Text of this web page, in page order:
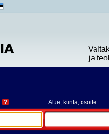
ja
? Alue, kunta, osoite